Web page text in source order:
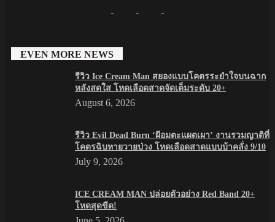
EVEN MORE NEWS
รีวิว Ice Cream Man สยองแบบโคตรระยำใจบนฉาก
หลังสดใส โหดเลือดสาดจัดเต็มระดับ 20+
August 6, 2026
รีวิว Evil Dead Burn ‘ผีอมตะแผดเผา’ งานรวมญาติที่
โคตรฉิบหายวายป่วง โหดเลือดสาดแบบบ้าคลั่ง 9/10
July 9, 2026
ICE CREAM MAN ปล่อยตัวอย่าง Red Band 20+
โหดสุดขีด!